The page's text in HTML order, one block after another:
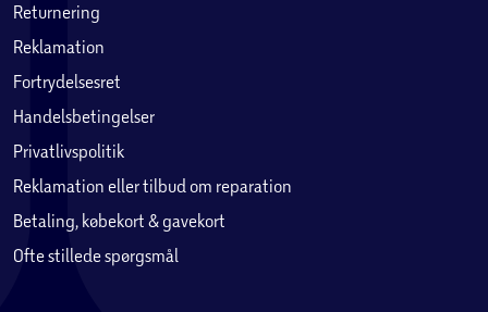
Returnering
Reklamation
Fortrydelsesret
Handelsbetingelser
Privatlivspolitik
Reklamation eller tilbud om reparation
Betaling, købekort & gavekort
Ofte stillede spørgsmål